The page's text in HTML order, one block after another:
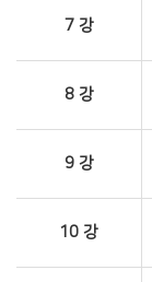
7 강
8 강
9 강
10 강